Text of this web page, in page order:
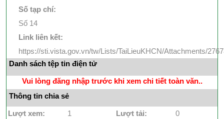
Số tạp chí:
Số 14
Link liên kết:
https://sti.vista.gov.vn/tw/Lists/TaiLieuKHCN/Attachments/
Danh sách tệp tin điện tử
Vui lòng đăng nhập trước khi xem chi tiết toàn văn..
Thông tin chia sẻ
Lượt xem: 1 Lượt tải: 0